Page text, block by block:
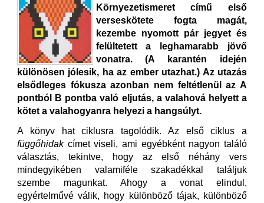
Környezetismeret című első
verseskötete fogta magát,
kezembe nyomott pár jegyet és
felültetett a leghamarabb jövő
vonatra. (A karantén idején
különösen jólesik, ha az ember utazhat.) Az utazás
elsődleges fókusza azonban nem feltétlenül az A
pontból B pontba való eljutás, a valahová helyett a
kötet a valahogyanra helyezi a hangsúlyt.
A könyv hat ciklusra tagolódik. Az első ciklus a
függőhidakcímet viseli, ami egyébként nagyon találó
választás, tekintve, hogy az első néhány vers
mindegyikében valamiféle szakadékkal találjuk
szembe magunkat. Ahogy a vonat elindul,
egyértelművé válik, hogy különböző tájak, különböző